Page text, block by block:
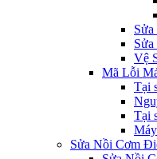
Vệ
Mã Lỗi
Tại
Tại
Sửa Nồi Cơm